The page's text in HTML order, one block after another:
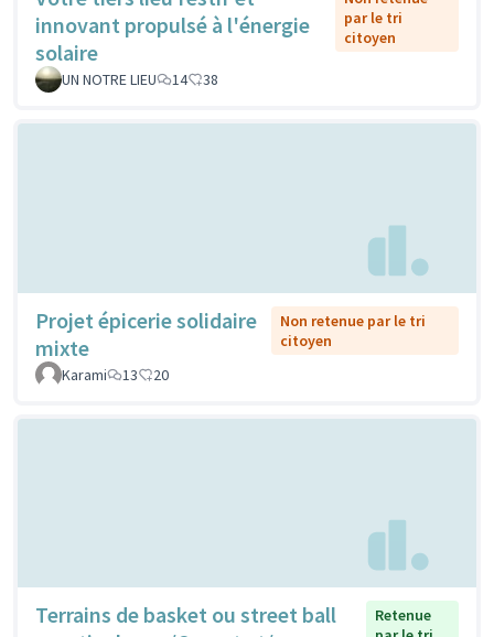
innovant propulsé à l'énergie
solaire
par le tri
citoyen
UN NOTRE LIEU 14 38
Projet épicerie solidaire
mixte
Non retenue par le tri
citoyen
Karami
13 20
Terrains de basket ou street ball
Retenue